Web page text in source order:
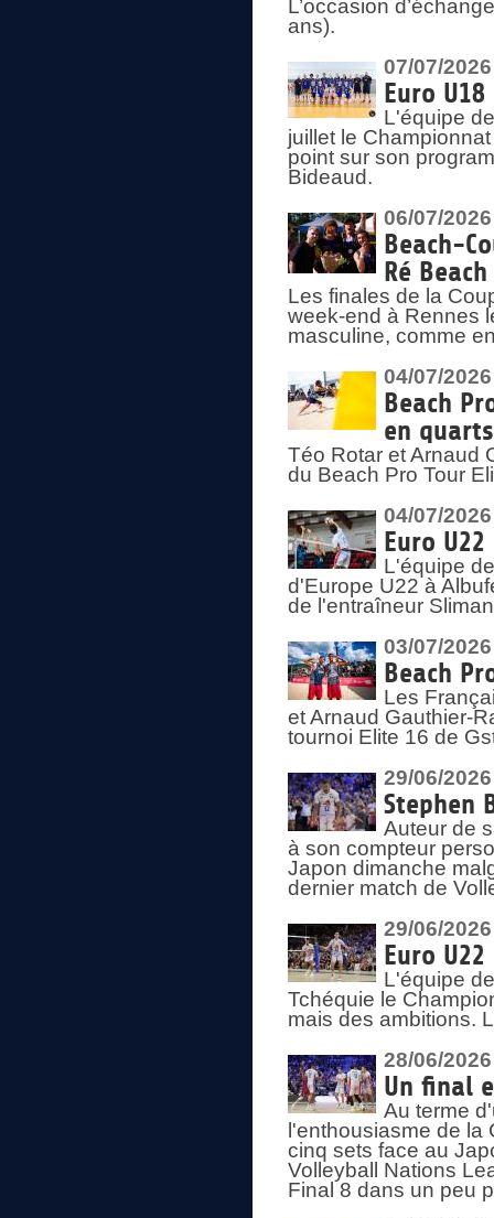
L’occasion
ans).
07/07/2026
Euro
L'équipe
juillet le
point sur son
Bideaud.
06/07/2026
Beach-
Ré
Les finales de la
week-end à Rennes
masculine, comme
04/07/2026
Beach
en quarts
Téo Rotar et Arnaud
du Beach Pro Tour
04/07/2026
Euro
L'équipe
d'Europe U22 à
de l'entraîneur
03/07/2026
Beach
Les
et Arnaud Gauthier-
tournoi Elite 16 de
29/06/2026
Stephen
Auteur de
à son compteur
Japon dimanche
dernier match de
29/06/2026
Euro
L'équipe
Tchéquie le
mais des ambitions.
28/06/2026
Un final
Au terme
l'enthousiasme de
cinq sets face au
Volleyball Nations
Final 8 dans un peu